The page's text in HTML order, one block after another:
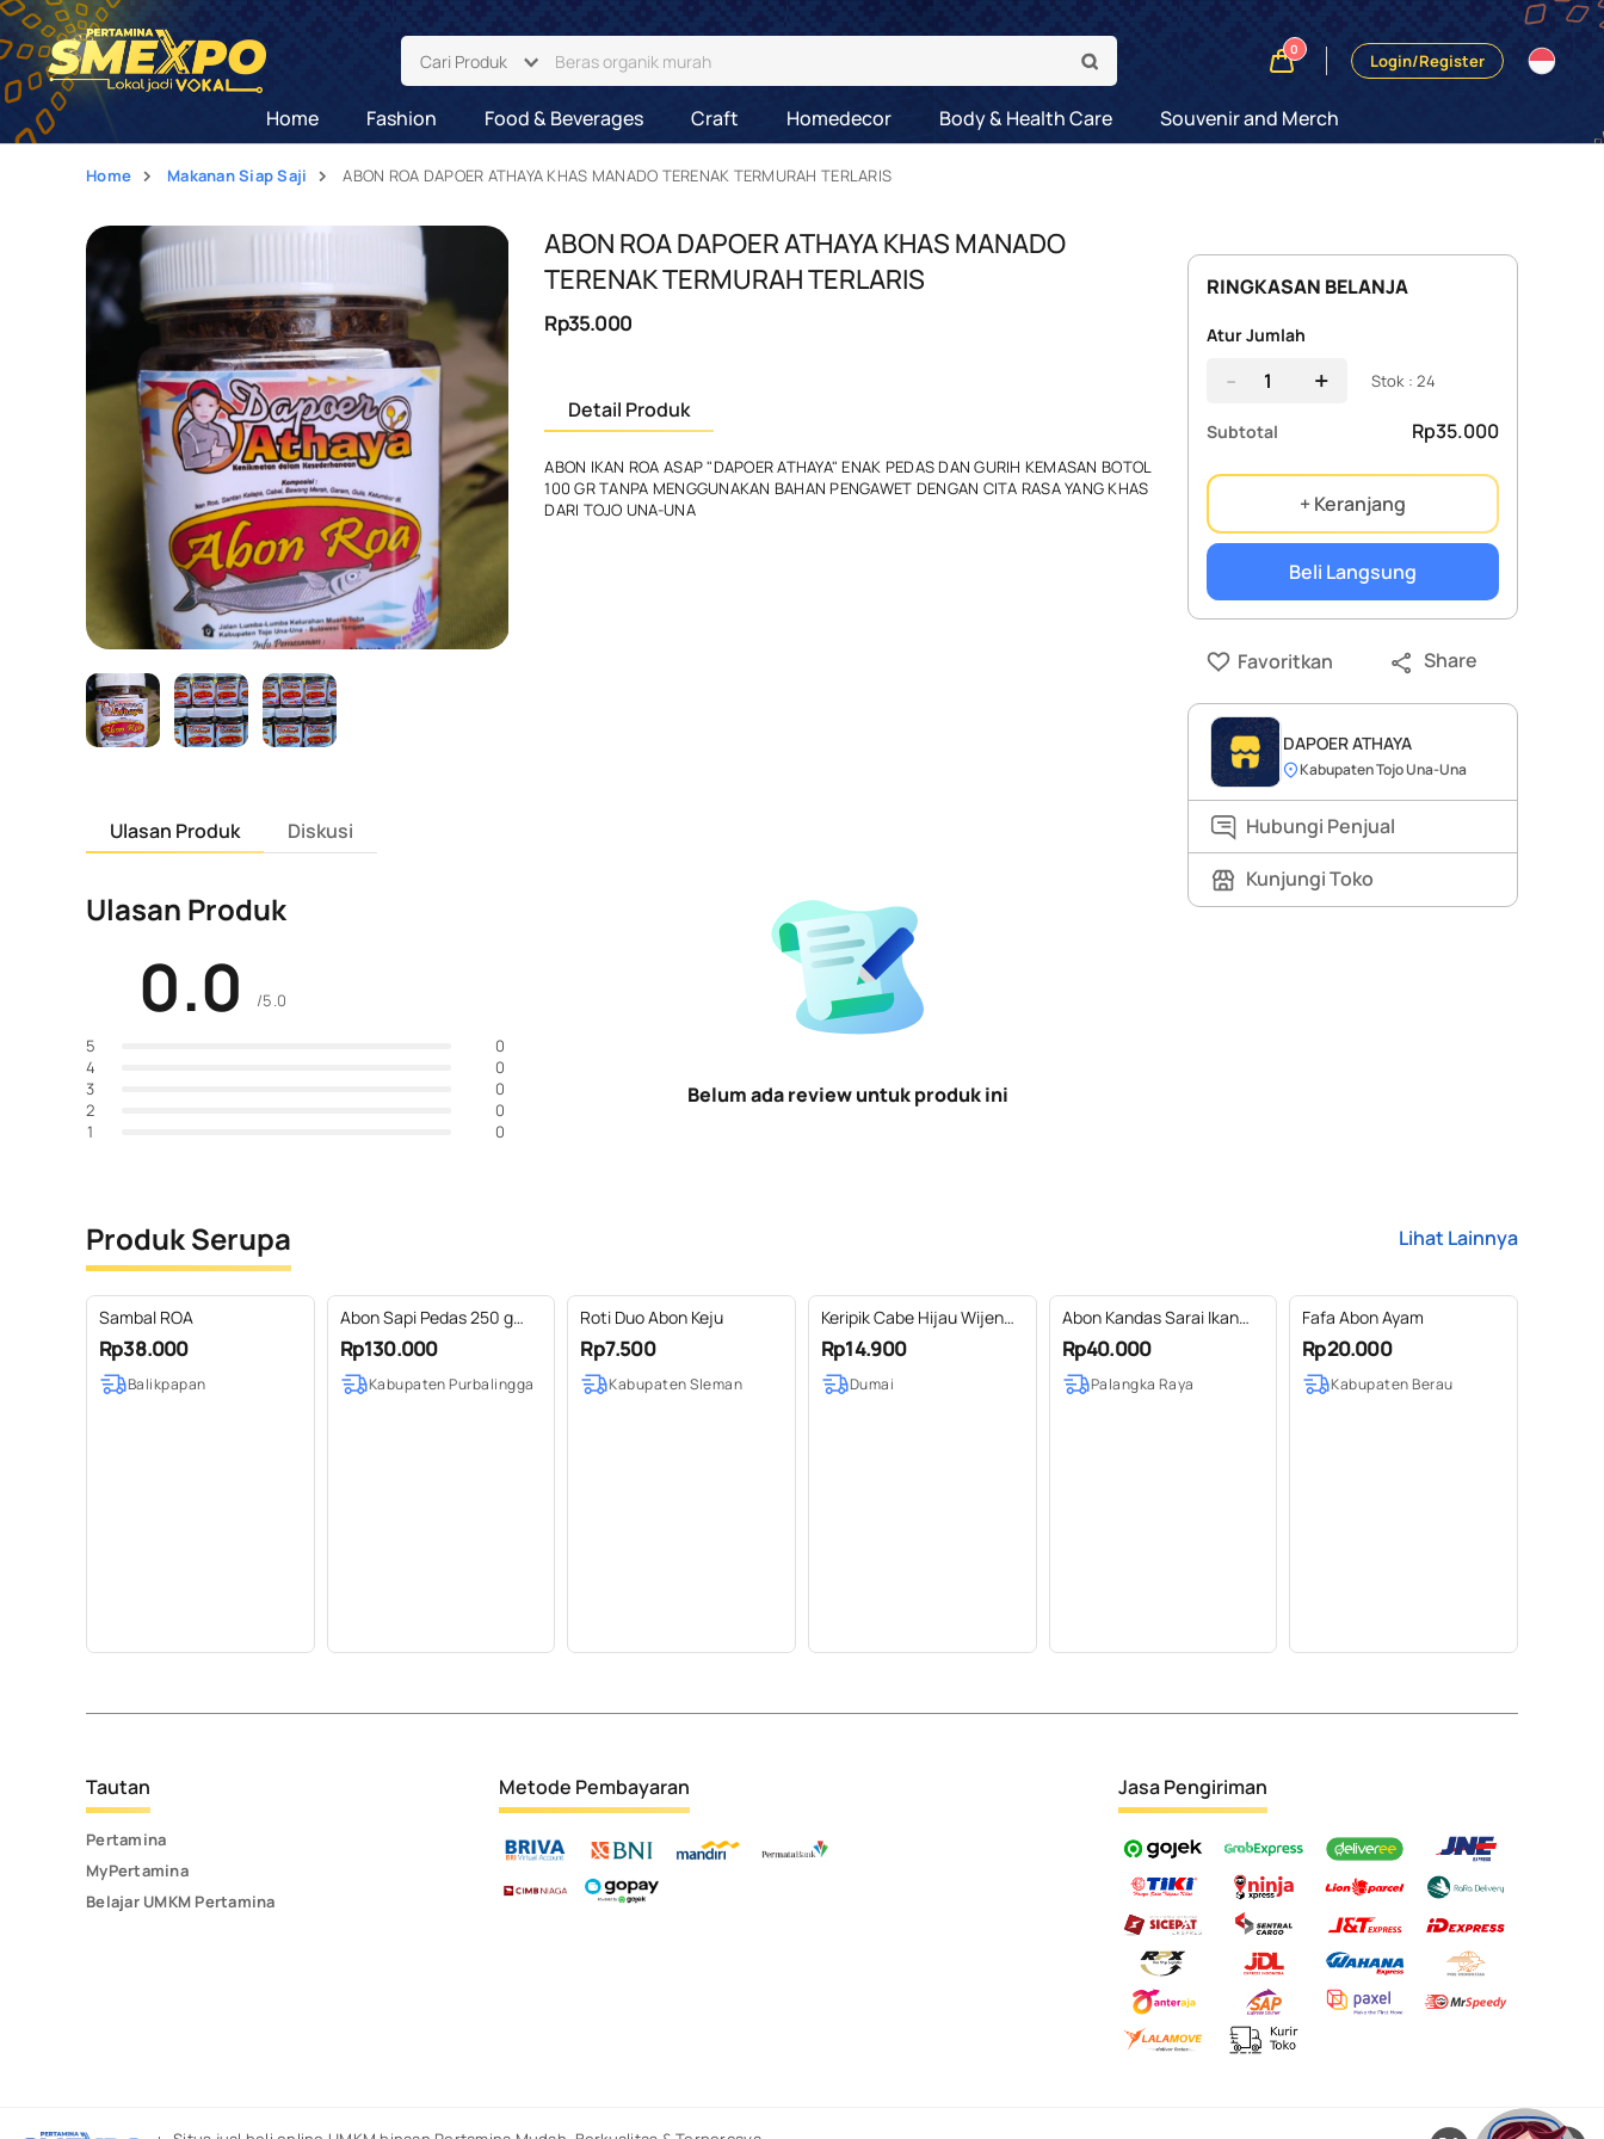
Cari Produk
0
Login/Register
Home Fashion Food & Beverages Craft Homedecor Body & Health Care Souvenir and Merch
Home Makanan Siap Saji ABON ROA DAPOER ATHAYA KHAS MANADO TERENAK TERMURAH TERLARIS
ABON ROA DAPOER ATHAYA KHAS MANADO
TERENAK TERMURAH TERLARIS
Rp35.000
Detail Produk
ABON IKAN ROA ASAP "DAPOER ATHAYA" ENAK PEDAS DAN GURIH KEMASAN BOTOL
100 GR TANPA MENGGUNAKAN BAHAN PENGAWET DENGAN CITA RASA YANG KHAS
DARI TOJO UNA-UNA
Ulasan Produk Diskusi
Ulasan Produk
0.0 /5.0
5
0
4
0
3
0
2
0
1
0
Belum ada review untuk produk ini
RINGKASAN BELANJA
Atur Jumlah
- + Stok : 24
Subtotal Rp35.000
+ Keranjang
Beli Langsung
Favoritkan Share
DAPOER ATHAYA
Kabupaten Tojo Una-Una
Hubungi Penjual
Kunjungi Toko
Produk Serupa Lihat Lainnya
Sambal ROA
Rp38.000
Balikpapan
Abon Sapi Pedas 250 g
(Standing Pouch)
Rp130.000
Kabupaten Purbalingga
Roti Duo Abon Keju
Rp7.500
Kabupaten Sleman
Keripik Cabe Hijau Wijen
Khas Riau
Rp14.900
Dumai
Abon Kandas Sarai Ikan
Patin MEFs [70 g]
Rp40.000
Palangka Raya
Fafa Abon Ayam
Rp20.000
Kabupaten Berau
Tautan
Pertamina
MyPertamina
Belajar UMKM Pertamina
Metode Pembayaran Jasa Pengiriman